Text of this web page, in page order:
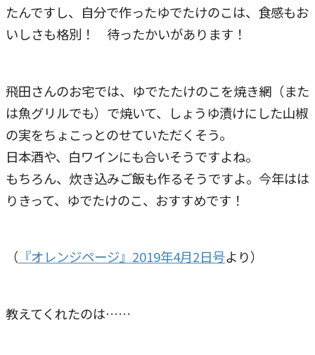
たんですし、自分で作ったゆでたけのこは、食感もお
いしさも格別！ 待ったかいがあります！
飛田さんのお宅では、ゆでたたけのこを焼き網（また
は魚グリルでも）で焼いて、しょうゆ漬けにした山椒
の実をちょこっとのせていただくそう。
日本酒や、白ワインにも合いそうですよね。
もちろん、炊き込みご飯も作るそうですよ。今年はは
りきって、ゆでたけのこ、おすすめです！
（ 『オレンジページ』2019年4月2日号より）
教えてくれたのは……